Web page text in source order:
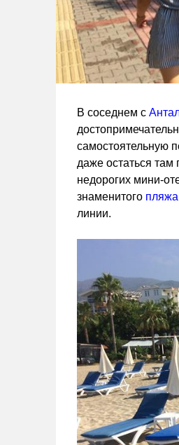
В соседнем с
самостоятельную
даже остаться
недорогих мини-
знаменитого
линии.